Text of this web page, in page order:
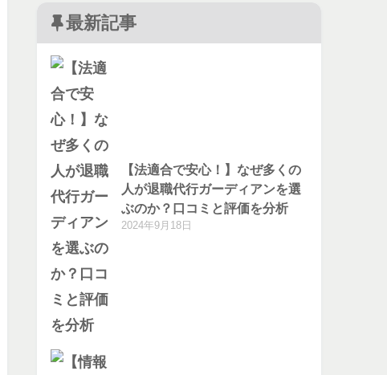
最新記事
【法適合で安心！】なぜ多くの
人が退職代行ガーディアンを選
ぶのか？口コミと評価を分析
2024年9月18日